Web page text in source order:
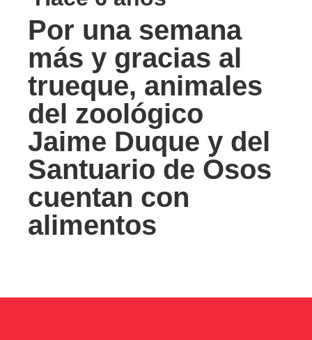
Por una semana
más y gracias al
trueque, animales
del zoológico
Jaime Duque y del
Santuario de Osos
cuentan con
alimentos